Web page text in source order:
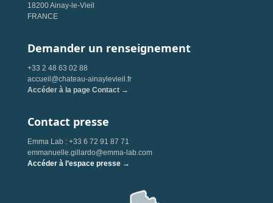
18200 Ainay-le-Vieil
FRANCE
Demander un renseignement
+33 2 48 63 02 88
accueil@chateau-ainaylevieil.fr
Accéder à la page Contact →
Contact presse
Emma Lab : +33 6 72 91 87 71
emmanuelle.gillardo@emma-lab.com
Accéder à l’espace presse →